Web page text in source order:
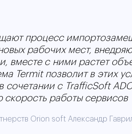
процесс
рабочих мест,
вместе с ними растет
Termit позволит в этих
сочетании с TrafficSoft
скорость работы сервисов
Orion soft Александр